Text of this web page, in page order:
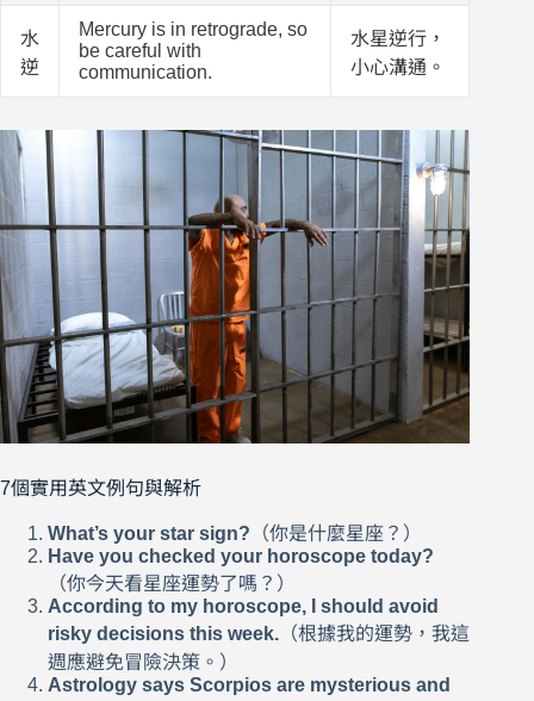
水
逆
Mercury is in retrograde, so
be careful with
communication.
水星逆行，
小心溝通。
7個實用英文例句與解析
What’s your star sign? （你是什麼星座？）
Have you checked your horoscope today?
（你今天看星座運勢了嗎？）
According to my horoscope, I should avoid
risky decisions this week. （根據我的運勢，我這
週應避免冒險決策。）
Astrology says Scorpios are mysterious and